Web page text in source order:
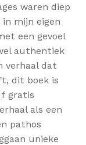
waren diep
mijn eigen
een gevoel
authentiek
verhaal dat
dit boek is
gratis
als een
pathos
unieke